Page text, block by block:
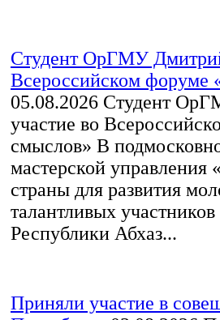
Студент ОрГМУ
Всероссийском форуме
05.08.2026 Студент
участие во
смыслов» В
мастерской
страны для развития
талантливых
Республики Абхаз...
Приняли участие в